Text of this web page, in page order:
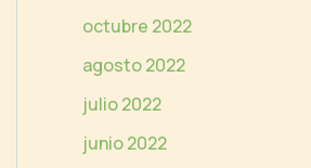
octubre 2022
agosto 2022
julio 2022
junio 2022